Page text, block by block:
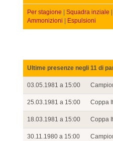
Per stagione Squadra inziale
Ammonizioni
Espulsioni
Ultime presenze negli 11 di
03.05.1981 a 15:00
25.03.1981 a 15:00 Coppa
18.03.1981 a 15:00 Coppa
30.11.1980 a 15:00